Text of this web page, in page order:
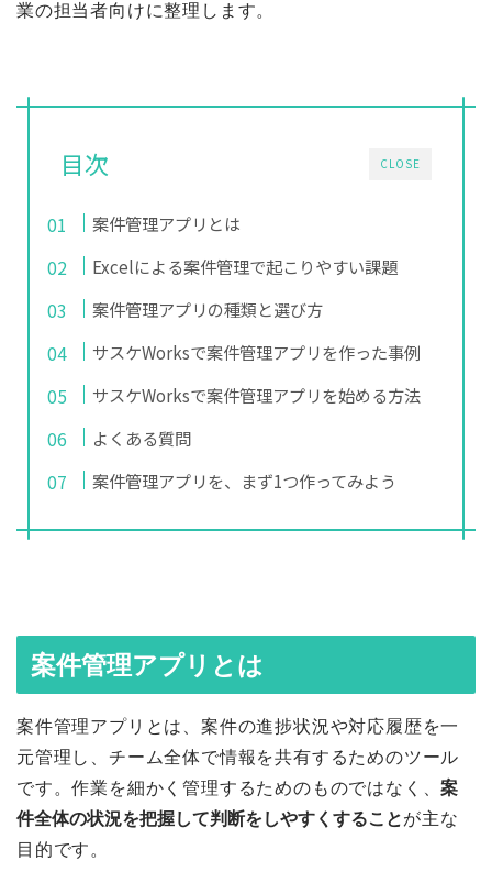
業の担当者向けに整理します。
CLOSE
目次
案件管理アプリとは
Excelによる案件管理で起こりやすい課題
案件管理アプリの種類と選び方
サスケWorksで案件管理アプリを作った事例
サスケWorksで案件管理アプリを始める方法
よくある質問
案件管理アプリを、まず1つ作ってみよう
案件管理アプリとは
案件管理アプリとは、案件の進捗状況や対応履歴を一
元管理し、チーム全体で情報を共有するためのツール
です。作業を細かく管理するためのものではなく、案
件全体の状況を把握して判断をしやすくすることが主な
目的です。